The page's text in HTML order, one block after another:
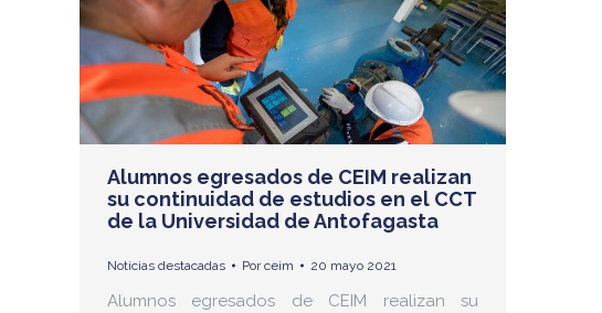
Alumnos egresados de CEIM realizan
su continuidad de estudios en el CCT
de la Universidad de Antofagasta
Noticias destacadas Porceim 20 mayo 2021
Alumnos egresados de CEIM realizan su